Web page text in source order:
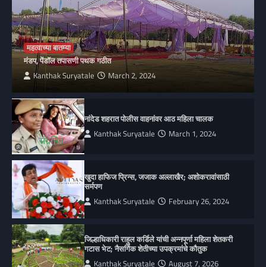
महत्वाच्या बातम्या
मंडप, पेंडॉल तपासणी पथक गठीत
Kanthak Suryatale March 2, 2024
नांदेड शहरात पोलीस वाहनांवर आठ महिला चालक
Kanthak Suryatale March 1, 2024
खुदा हाफिज प्रिन्स, जजाक अल्लाखैर; अशोकरावांसाठी
सर्मपण
Kanthak Suryatale February 26, 2024
जिल्हाधिकारी राहुल कर्डिले यांची अन्नपूर्णा महिला शेतकरी
गटास भेट; नैसर्गिक शेतीच्या उपक्रमांचे कौतुक
Kanthak Suryatale August 7, 2026